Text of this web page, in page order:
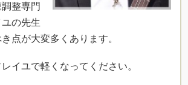
整専門
の先生
点が大変多くあります。
イユで軽くなってください。